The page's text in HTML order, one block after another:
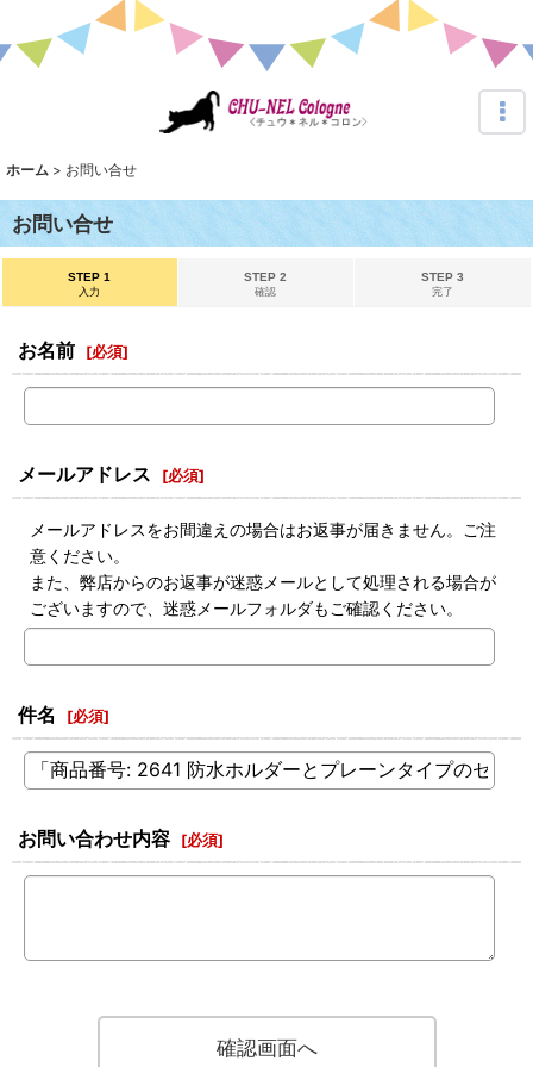
ホーム > お問い合せ
お問い合せ
STEP 1
入力
STEP 2
確認
STEP 3
完了
お名前 [必須]
メールアドレス [必須]
メールアドレスをお間違えの場合はお返事が届きません。ご注
意ください。
また、弊店からのお返事が迷惑メールとして処理される場合が
ございますので、迷惑メールフォルダもご確認ください。
件名 [必須]
お問い合わせ内容 [必須]
確認画面へ